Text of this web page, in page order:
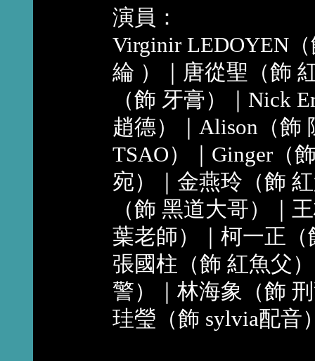
演員：
Virginir LEDOYEN
綸 ）｜唐從聖（飾
（飾 牙膏）｜Nick
趙德）｜Alison（飾
TSAO）｜Ginger（
宛）｜金燕玲（飾
（飾 黑道大哥）｜
葉老師）｜柯一正
張國柱（飾 紅魚父
警）｜林海象（飾
珪瑩（飾 sylvia配音